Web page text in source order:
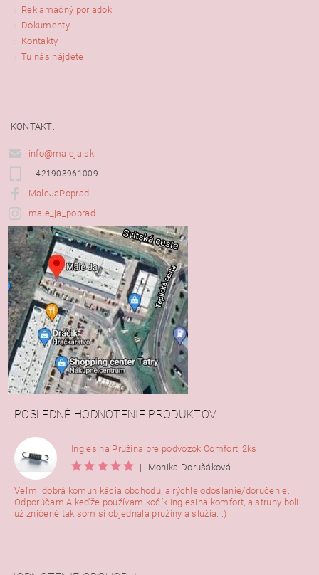
Reklamačný poriadok
Dokumenty
Kontakty
Tu nás nájdete
KONTAKT:
info@maleja.sk
+421903961009
MaleJaPoprad
male_ja_poprad
POSLEDNÉ HODNOTENIE PRODUKTOV
Inglesina Pružina pre podvozok Comfort, 2ks
|
Monika Dorušáková
Veľmi dobrá komunikácia obchodu, a rýchle odoslanie/doručenie.
Odporúčam A keďže používam kočík inglesina komfort, a struny boli
už zničené tak som si objednala pružiny a slúžia. :)